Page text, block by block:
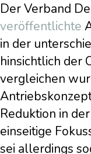
Der Verband
veröffentlichte
in der
hinsichtlich der
vergleichen
Reduktion in
einseitige
sei allerdings